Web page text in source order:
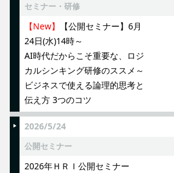
セミナー・研修
【New】
【公開セミナー】6月
24日(水)14時～
AI時代だからこそ重要な、ロジ
カルシンキング研修のススメ～
ビジネスで使える論理的思考と
伝え方 3つのコツ
2026/5/24
公開セミナー
2026年ＨＲＩ公開セミナー